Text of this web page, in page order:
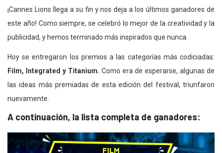
¡Cannes Lions llega a su fin y nos deja a los últimos ganadores de
este año! Como siempre, se celebró lo mejor de la creatividad y la
publicidad, y hemos terminado más inspirados que nunca.
Hoy se entregaron los premios a las categorías más codiciadas:
Film, Integrated y Titanium. Como era de esperarse, algunas de
las ideas más premiadas de esta edición del festival, triunfaron
nuevamente.
A continuación, la lista completa de ganadores: